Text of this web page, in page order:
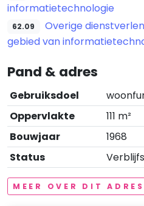
informatietechnologie
62.09
Overige
gebied van
Pand & adres
Gebruiksdoel
Oppervlakte
111 m²
Bouwjaar
1968
Status
MEER OVER DIT ADRES